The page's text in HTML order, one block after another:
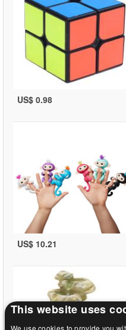
US$ 0.98
US$ 10.21
This website uses
We use cookies to provide you